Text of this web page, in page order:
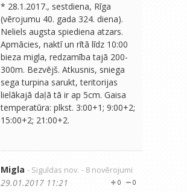
* 28.1.2017., sestdiena, Rīga
(vērojumu 40. gada 324. diena).
Neliels augsta spiediena atzars.
Apmācies, naktī un rītā līdz 10:00
bieza migla, redzamība tajā 200-
300m. Bezvējš. Atkusnis, sniega
sega turpina sarukt, teritorijas
lielākajā daļā tā ir ap 5cm. Gaisa
temperatūra: plkst. 3:00+1; 9:00+2;
15:00+2; 21:00+2.
Migla - Siguldas nov. - 8 novērojumi
0
0
29.01.2017 11:21